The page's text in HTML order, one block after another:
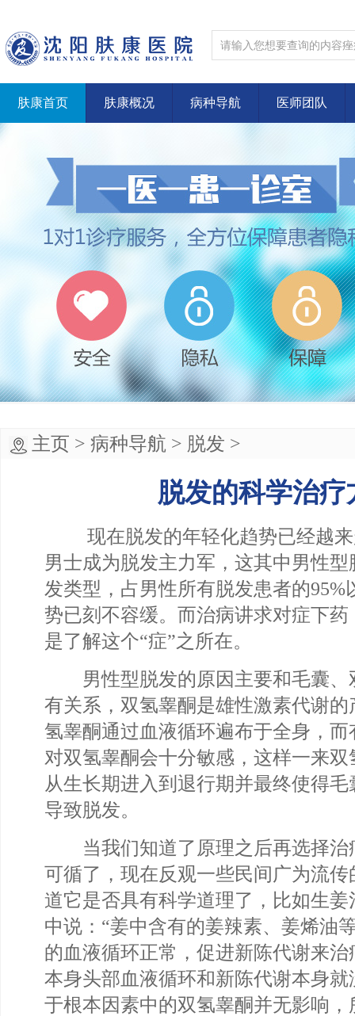
肤康首页 肤康概况 病种导航 医师团队
主页 > 病种导航 > 脱发 >
脱发的科学治疗
现在脱发的年轻化趋势已经越来
男士成为脱发主力军，这其中男性
发类型，占男性所有脱发患者的95%
势已刻不容缓。而治病讲求对症下
是了解这个“症”之所在。
男性型脱发的原因主要和毛囊、
有关系，双氢睾酮是雄性激素代谢
氢睾酮通过血液循环遍布于全身，
对双氢睾酮会十分敏感，这样一来
从生长期进入到退行期并最终使得
导致脱发。
当我们知道了原理之后再选择治
可循了，现在反观一些民间广为流
道它是否具有科学道理了，比如生
中说：“姜中含有的姜辣素、姜烯油
的血液循环正常，促进新陈代谢来
本身头部血液循环和新陈代谢本身
于根本因素中的双氢睾酮并无影响